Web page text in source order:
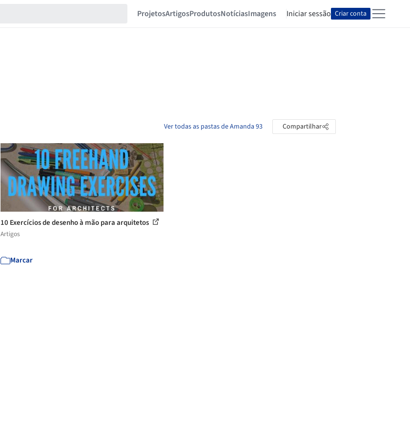
ProjetosArtigosProdutosNotíciasImagens Iniciar sessão Criar conta
Ver todas as pastas de Amanda 93 Compartilhar
10 Exercícios de desenho à mão para arquitetos
Artigos
Marcar